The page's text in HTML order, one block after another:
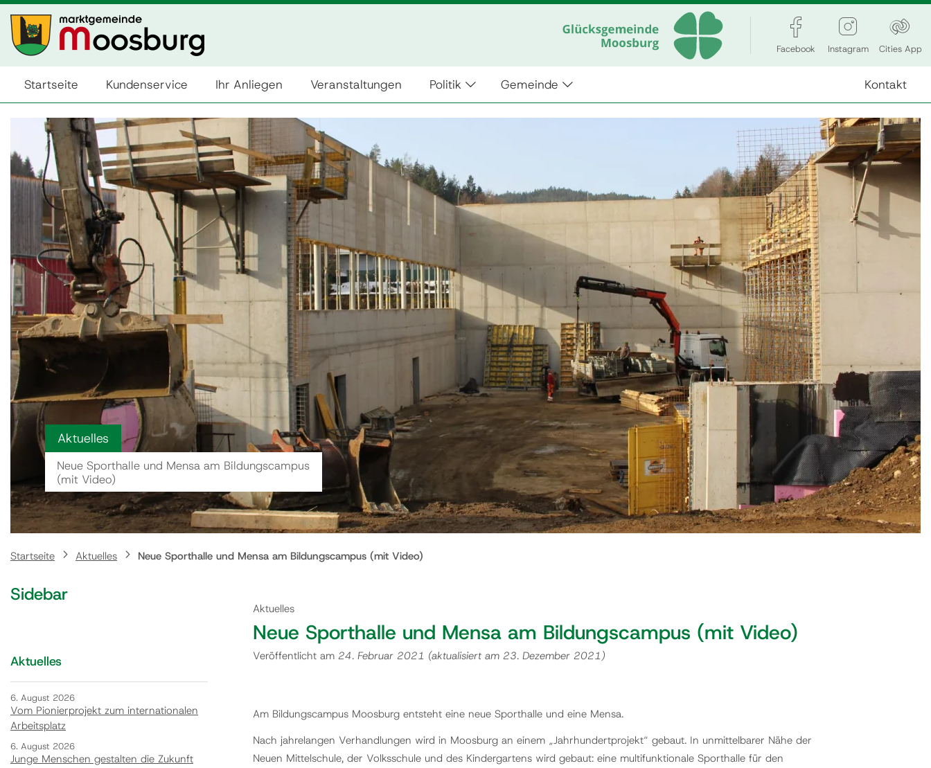
Facebook Instagram Cities App
Startseite Kundenservice Ihr Anliegen Veranstaltungen Politik Gemeinde Kontakt
Aktuelles
Neue Sporthalle und Mensa am Bildungscampus
(mit Video)
Startseite Aktuelles Neue Sporthalle und Mensa am Bildungscampus (mit Video)
Aktuelles
Neue Sporthalle und Mensa am Bildungscampus (mit Video)
Veröffentlicht am 24. Februar 2021 (aktualisiert am 23. Dezember 2021)
Am Bildungscampus Moosburg entsteht eine neue Sporthalle und eine Mensa.
Nach jahrelangen Verhandlungen wird in Moosburg an einem „Jahrhundertprojekt“ gebaut. In unmittelbarer Nähe der
Neuen Mittelschule, der Volksschule und des Kindergartens wird gebaut: eine multifunktionale Sporthalle für den
Sidebar
Aktuelles
6. August 2026
Vom Pionierprojekt zum internationalen
Arbeitsplatz
6. August 2026
Junge Menschen gestalten die Zukunft